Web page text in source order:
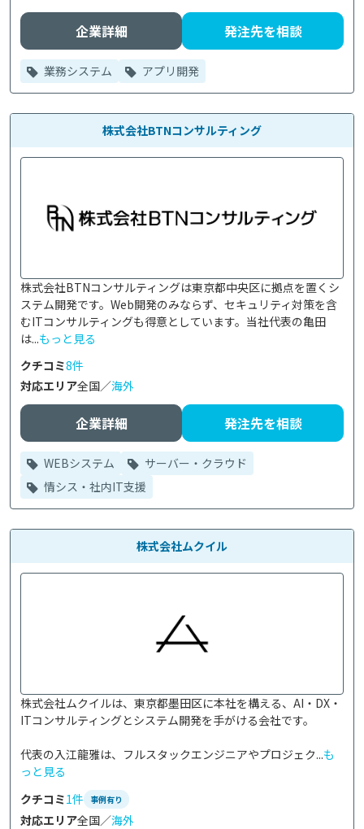
企業詳細 発注先を相談
業務システム アプリ開発
株式会社BTNコンサルティング
株式会社BTNコンサルティングは東京都中央区に拠点を置くシ
ステム開発です。Web開発のみならず、セキュリティ対策を含
むITコンサルティングも得意としています。当社代表の亀田
は...もっと見る
クチコミ8件
対応エリア全国／海外
企業詳細 発注先を相談
WEBシステム
サーバー・クラウド
情シス・社内IT支援
株式会社ムクイル
株式会社ムクイルは、東京都墨田区に本社を構える、AI・DX・
ITコンサルティングとシステム開発を手がける会社です。
代表の入江龍雅は、フルスタックエンジニアやプロジェク...も
っと見る
クチコミ1件 事例有り
対応エリア全国／海外